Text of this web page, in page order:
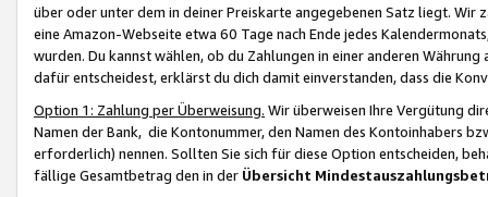
über oder unter dem in deiner Preiskarte angegebenen Satz liegt.
eine Amazon-Webseite etwa 60 Tage nach Ende jedes
wurden. Du kannst wählen, ob du Zahlungen in einer anderen
dafür entscheidest, erklärst du dich damit einverstanden, dass die
Option 1: Zahlung per Überweisung. Wir überweisen Ihre Vergütung
Namen der Bank, die Kontonummer, den Namen des Kontoinhabers
erforderlich) nennen. Sollten Sie sich für diese Option entscheiden,
fällige Gesamtbetrag den in der Übersicht